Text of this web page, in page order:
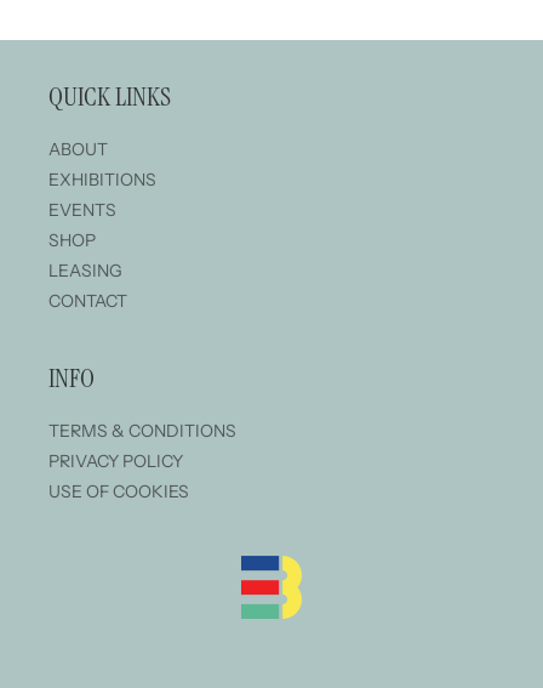
QUICK LINKS
ABOUT
EXHIBITIONS
EVENTS
SHOP
LEASING
CONTACT
INFO
TERMS & CONDITIONS
PRIVACY POLICY
USE OF COOKIES